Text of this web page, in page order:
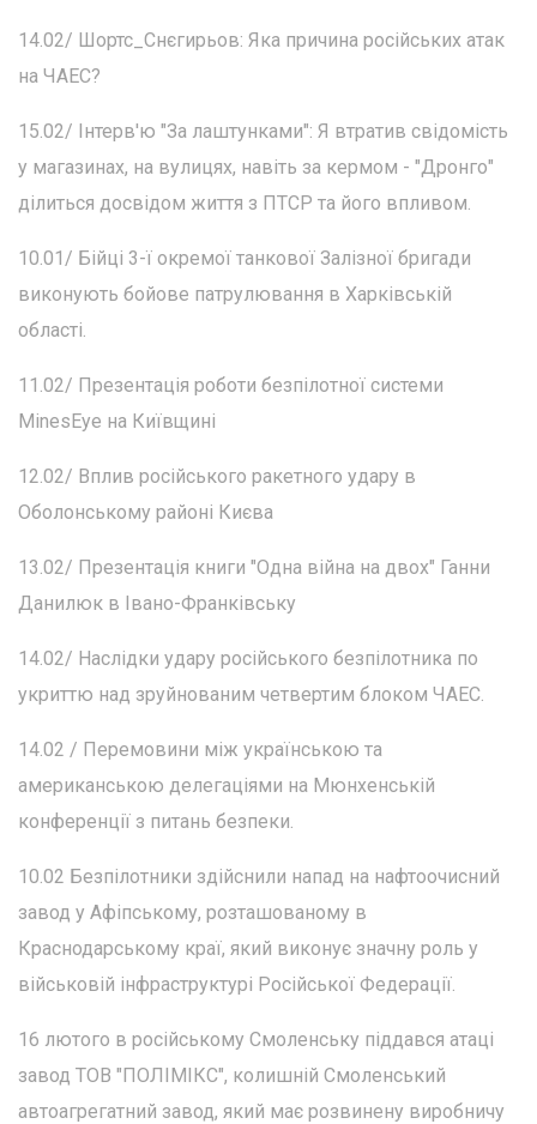
14.02/ Шортс_Снєгирьов: Яка причина російських атак
на ЧАЕС?
15.02/ Інтерв'ю "За лаштунками": Я втратив свідомість
у магазинах, на вулицях, навіть за кермом - "Дронго"
ділиться досвідом життя з ПТСР та його впливом.
10.01/ Бійці 3-ї окремої танкової Залізної бригади
виконують бойове патрулювання в Харківській
області.
11.02/ Презентація роботи безпілотної системи
MinesEye на Київщині
12.02/ Вплив російського ракетного удару в
Оболонському районі Києва
13.02/ Презентація книги "Одна війна на двох" Ганни
Данилюк в Івано-Франківську
14.02/ Наслідки удару російського безпілотника по
укриттю над зруйнованим четвертим блоком ЧАЕС.
14.02 / Перемовини між українською та
американською делегаціями на Мюнхенській
конференції з питань безпеки.
10.02 Безпілотники здійснили напад на нафтоочисний
завод у Афіпському, розташованому в
Краснодарському краї, який виконує значну роль у
військовій інфраструктурі Російської Федерації.
16 лютого в російському Смоленську піддався атаці
завод ТОВ "ПОЛІМІКС", колишній Смоленський
автоагрегатний завод, який має розвинену виробничу